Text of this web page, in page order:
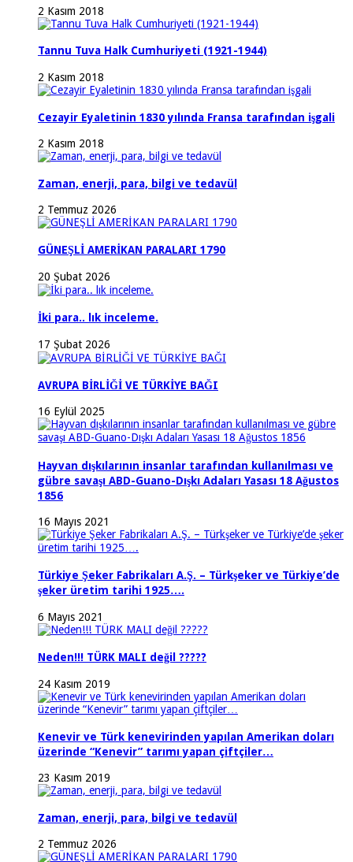
2 Kasım 2018
Tannu Tuva Halk Cumhuriyeti (1921-1944)
2 Kasım 2018
Cezayir Eyaletinin 1830 yılında Fransa tarafından işgali
2 Kasım 2018
Zaman, enerji, para, bilgi ve tedavül
2 Temmuz 2026
GÜNEŞLİ AMERİKAN PARALARI 1790
20 Şubat 2026
İki para.. lık inceleme.
17 Şubat 2026
AVRUPA BİRLİĞİ VE TÜRKİYE BAĞI
16 Eylül 2025
Hayvan dışkılarının insanlar tarafından kullanılması ve
gübre savaşı ABD-Guano-Dışkı Adaları Yasası 18 Ağustos
1856
16 Mayıs 2021
Türkiye Şeker Fabrikaları A.Ş. – Türkşeker ve Türkiye’de
şeker üretim tarihi 1925….
6 Mayıs 2021
Neden!!! TÜRK MALI değil ?????
24 Kasım 2019
Kenevir ve Türk kenevirinden yapılan Amerikan doları
üzerinde “Kenevir” tarımı yapan çiftçiler…
23 Kasım 2019
Zaman, enerji, para, bilgi ve tedavül
2 Temmuz 2026